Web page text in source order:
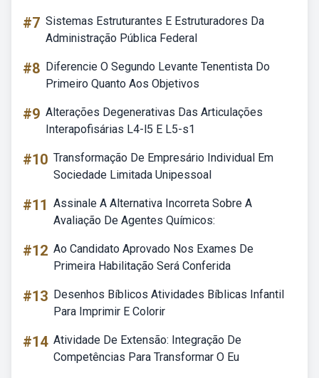
#7 Sistemas Estruturantes E Estruturadores Da
Administração Pública Federal
#8 Diferencie O Segundo Levante Tenentista Do
Primeiro Quanto Aos Objetivos
#9 Alterações Degenerativas Das Articulações
Interapofisárias L4-l5 E L5-s1
#10 Transformação De Empresário Individual Em
Sociedade Limitada Unipessoal
#11 Assinale A Alternativa Incorreta Sobre A
Avaliação De Agentes Químicos:
#12 Ao Candidato Aprovado Nos Exames De
Primeira Habilitação Será Conferida
#13 Desenhos Bíblicos Atividades Bíblicas Infantil
Para Imprimir E Colorir
#14 Atividade De Extensão: Integração De
Competências Para Transformar O Eu